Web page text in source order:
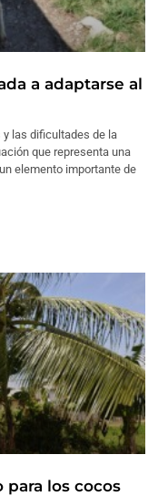
a adaptarse al
las dificultades de la
que representa una
elemento importante de
los cocos